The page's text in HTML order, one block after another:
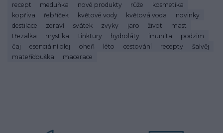
recept
meduňka nové produkty růže
kosmetika
kopřiva
řebříček květové vody květová voda
novinky
destilace
zdraví svátek zvyky jaro život
mast
třezalka
mystika tinktury hydroláty imunita
podzim
čaj
esenciální olej oheň léto cestování recepty
šalvěj
mateřídouška
macerace